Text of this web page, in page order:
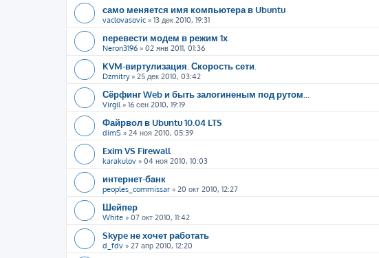
само меняется имя компьютера в Ubuntu
vaclovasovic » 13 дек 2010, 19:31
перевести модем в режим 1х
Neron3196 » 02 янв 2011, 01:36
KVM-виртулизация. Скорость сети.
Dzmitry» 25 дек 2010, 03:42
Сёрфинг Web и быть залогиненым под рутом...
Virgil» 16 сен 2010, 19:19
Файрвол в Ubuntu 10.04 LTS
dimS » 24 ноя 2010, 05:39
Exim VS Firewall
karakulov » 04 ноя 2010, 10:03
интернет-банк
peoples_commissar » 20 окт 2010, 12:27
Шейпер
White » 07 окт 2010, 11:42
Skype не хочет работать
d_fdv » 27 апр 2010, 12:20